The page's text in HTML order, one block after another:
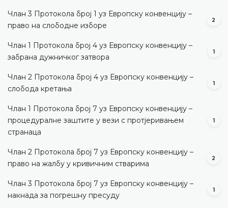
Члан 3 Протокола број 1 уз Европску конвенцију –
право на слободне изборе
2
Члан 1 Протокола број 4 уз Европску конвенцију –
забрана дужничког затвора
1
Члан 2 Протокола број 4 уз Европску конвенцију –
слобода кретања
1
Члан 1 Протокола број 7 уз Европску конвенцију –
процедуралне заштите у вези с протјеривањем
странаца
1
Члан 2 Протокола број 7 уз Европску конвенцију –
право на жалбу у кривичним стварима
2
Члан 3 Протокола број 7 уз Европску конвенцију –
накнада за погрешну пресуду
1